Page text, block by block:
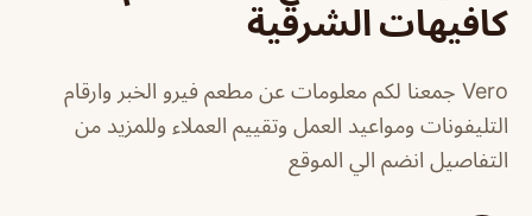
كافيهات الشرقية
Vero جمعنا لكم معلومات عن مطعم فيرو الخبر وارقام
التليفونات ومواعيد العمل وتقييم العملاء وللمزيد من
التفاصيل انضم الي الموقع